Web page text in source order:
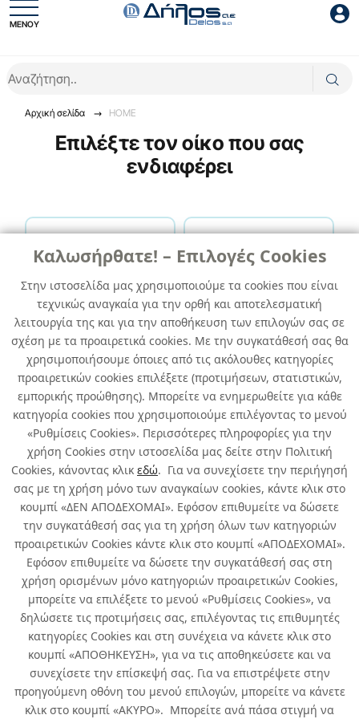
Καλωσήρθατε! – Επιλογές Cookies
Στην ιστοσελίδα μας χρησιμοποιούμε τα cookies που είναι
τεχνικώς αναγκαία για την ορθή και αποτελεσματική
λειτουργία της και για την αποθήκευση των επιλογών σας σε
σχέση με τα προαιρετικά cookies. Με την συγκατάθεσή σας θα
χρησιμοποιήσουμε όποιες από τις ακόλουθες κατηγορίες
προαιρετικών cookies επιλέξετε (προτιμήσεων, στατιστικών,
εμπορικής προώθησης). Μπορείτε να ενημερωθείτε για κάθε
κατηγορία cookies που χρησιμοποιούμε επιλέγοντας το μενού
«Ρυθμίσεις Cookies». Περισσότερες πληροφορίες για την
χρήση Cookies στην ιστοσελίδα μας δείτε στην Πολιτική
Cookies, κάνοντας κλικ εδώ. Για να συνεχίσετε την περιήγησή
σας με τη χρήση μόνο των αναγκαίων cookies, κάντε κλικ στο
κουμπί «ΔΕΝ ΑΠΟΔΕΧΟΜΑΙ». Εφόσον επιθυμείτε να δώσετε
την συγκατάθεσή σας για τη χρήση όλων των κατηγοριών
προαιρετικών Cookies κάντε κλικ στο κουμπί «ΑΠΟΔΕΧΟΜΑΙ».
Εφόσον επιθυμείτε να δώσετε την συγκατάθεσή σας στη
χρήση ορισμένων μόνο κατηγοριών προαιρετικών Cookies,
μπορείτε να επιλέξετε το μενού «Ρυθμίσεις Cookies», να
δηλώσετε τις προτιμήσεις σας, επιλέγοντας τις επιθυμητές
κατηγορίες Cookies και στη συνέχεια να κάνετε κλικ στο
κουμπί «ΑΠΟΘΗΚΕΥΣΗ», για να τις αποθηκεύσετε και να
συνεχίσετε την επίσκεψή σας. Για να επιστρέψετε στην
προηγούμενη οθόνη του μενού επιλογών, μπορείτε να κάνετε
κλικ στο κουμπί «ΑΚΥΡΟ». Μπορείτε ανά πάσα στιγμή να
ΜΕΝΟΥ
Ξέχασες το password;
Αρχική σελίδα HOME
Επιλέξτε τον οίκο που σας
ενδιαφέρει
HUMYDRY STRATA PRODUCTS
HAILO QUALITY FOR YOU
Σχετικά με εμάς
Χρήσιμα
Όροι χρήσης & Ασφάλεια